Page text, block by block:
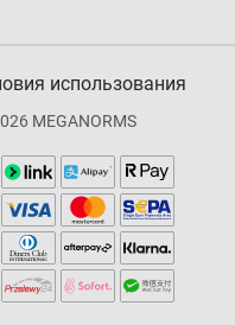
использования
MEGANORMS